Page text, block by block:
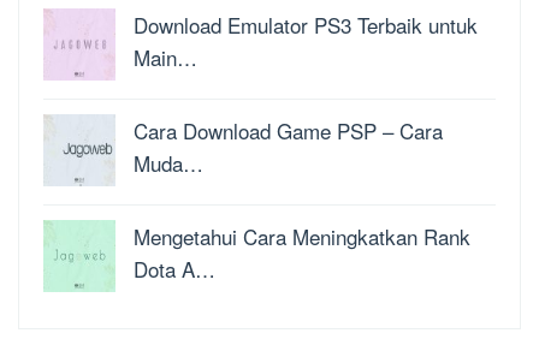
Download Emulator PS3 Terbaik untuk
Main…
Cara Download Game PSP – Cara
Muda…
Mengetahui Cara Meningkatkan Rank
Dota A…